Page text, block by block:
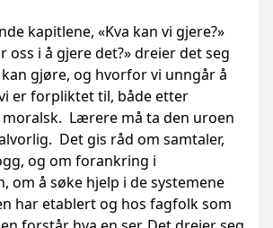
kapitlene, «Kva kan vi gjere?»
oss i å gjere det?» dreier det seg
gjøre, og hvorfor vi unngår å
er forpliktet til, både etter
Lærere må ta den uroen
Det gis råd om samtaler,
og om forankring i
om å søke hjelp i de systemene
har etablert og hos fagfolk som